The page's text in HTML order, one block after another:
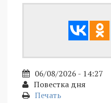
06/08/2026 - 14:27
Повестка дня
Печать